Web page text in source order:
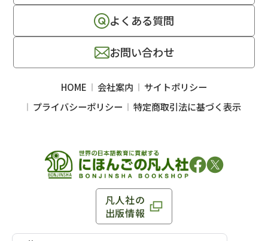
凡人社の
出版情報
よくある質問
お問い合わせ
HOME 会社案内
サイトポリシー
プライバシーポリシー
特定商取引法に基づく表示